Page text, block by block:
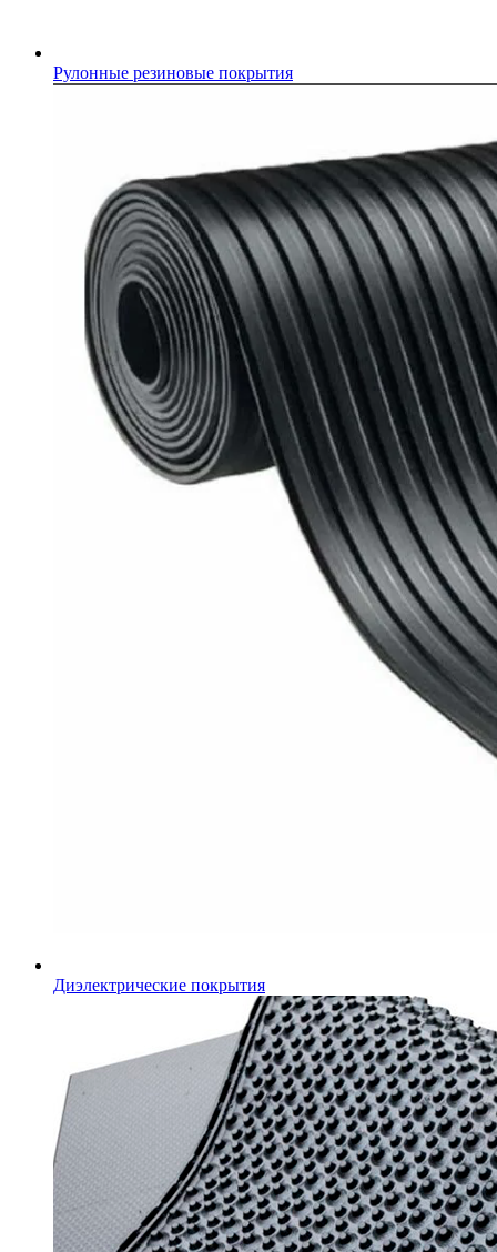
Рулонные резиновые покрытия
Диэлектрические покрытия